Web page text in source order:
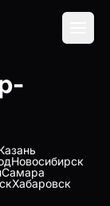
Новосибирск
Самара
Хабаровск